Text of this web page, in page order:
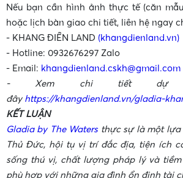
•
Nếu bạn cần hình ảnh thực tế (căn
hoặc lịch bàn giao chi tiết, liên hệ ngay
- KHANG ĐIỀN LAND (khangdienland.vn)
- Hotline: 0932676297 Zalo
- Email: khangdienland.cskh@gmail.com
- Xem chi tiết
đây https://khangdienland.vn/gladia-
KẾT LUẬN
Gladia by The Waters thực sự là một lựa
Thủ Đức, hội tụ vị trí đắc địa, tiện ích
sống thú vị, chất lượng pháp lý và
phù hợp với những gia đình ổn định tài